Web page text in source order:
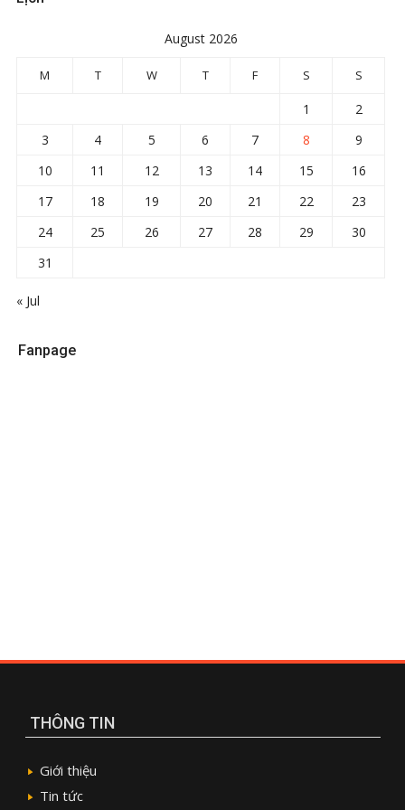
August 2026
M T W T F S S
1
2
3
4 5 6 7 8
9
10
11 12 13 14 15
16
17
18 19 20 21 22
23
24
25 26 27 28 29
30
31
« Jul
Fanpage
THÔNG TIN
Giới thiệu
Tin tức